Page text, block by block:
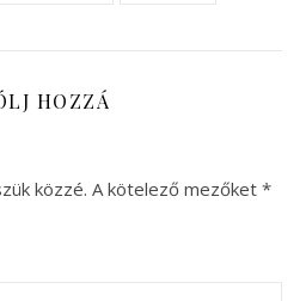
HOZZÁ
közzé. A kötelező mezőket *